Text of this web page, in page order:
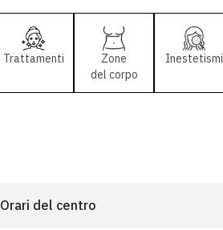
Trattamenti
Zone
del corpo
Inestetismi
Orari del centro